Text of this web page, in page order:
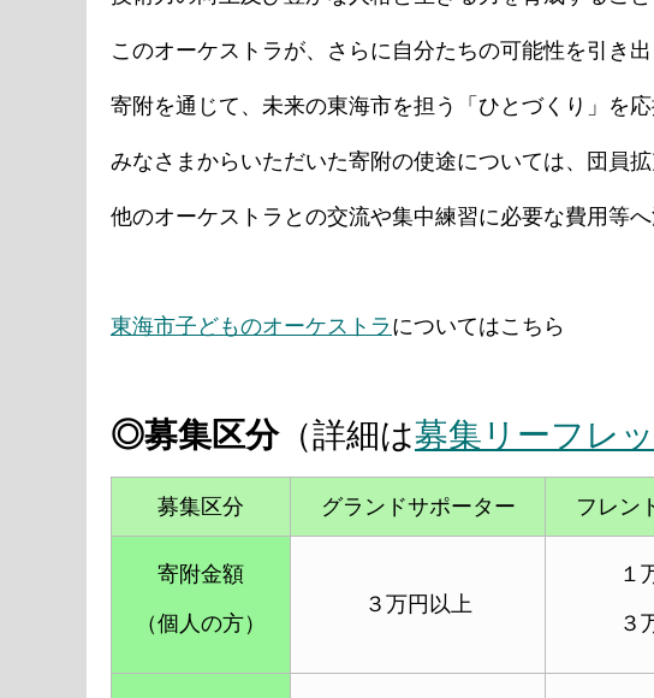
このオーケストラが、さらに自分たちの可能性を引き
寄附を通じて、未来の東海市を担う「ひとづくり」を応
みなさまからいただいた寄附の使途については、団員
他のオーケストラとの交流や集中練習に必要な費用等
東海市子どものオーケストラ についてはこちら
◎募集区分（詳細は募集リーフレ
募集区分 グランドサポーター フレン
寄附金額
（個人の方）
３万円以上
１
３